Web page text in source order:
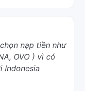
nạp tiền như
OVO ) vì có
Indonesia